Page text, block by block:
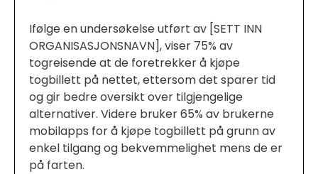
Ifølge en undersøkelse utført av [SETT INN
ORGANISASJONSNAVN], viser 75% av
togreisende at de foretrekker å kjøpe
togbillett på nettet, ettersom det sparer tid
og gir bedre oversikt over tilgjengelige
alternativer. Videre bruker 65% av brukerne
mobilapps for å kjøpe togbillett på grunn av
enkel tilgang og bekvemmelighet mens de er
på farten.